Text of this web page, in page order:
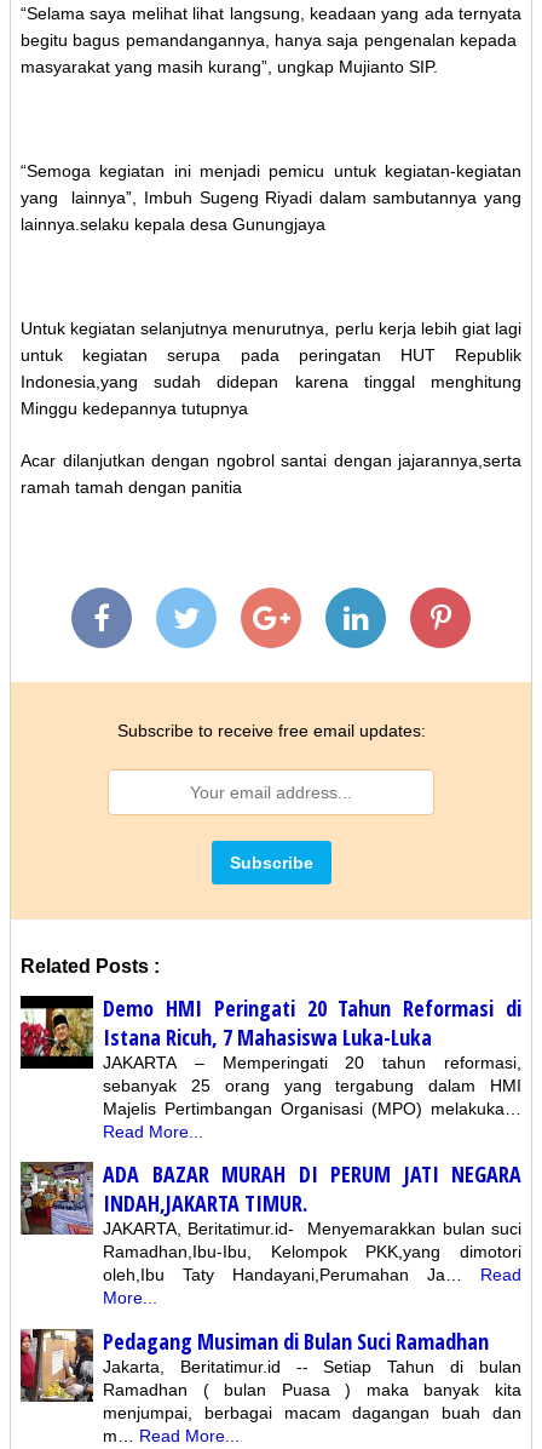
“Selama saya melihat lihat langsung, keadaan yang ada ternyata
begitu bagus pemandangannya, hanya saja pengenalan kepada
masyarakat yang masih kurang”, ungkap Mujianto SIP.
“Semoga kegiatan ini menjadi pemicu untuk kegiatan-kegiatan
yang lainnya”, Imbuh Sugeng Riyadi dalam sambutannya yang
lainnya.selaku kepala desa Gunungjaya
Untuk kegiatan selanjutnya menurutnya, perlu kerja lebih giat lagi
untuk kegiatan serupa pada peringatan HUT Republik
Indonesia,yang sudah didepan karena tinggal menghitung
Minggu kedepannya tutupnya
Acar dilanjutkan dengan ngobrol santai dengan jajarannya,serta
ramah tamah dengan panitia
Subscribe to receive free email updates:
Related Posts :
Demo HMI Peringati 20 Tahun Reformasi di
Istana Ricuh, 7 Mahasiswa Luka-Luka
JAKARTA – Memperingati 20 tahun reformasi,
sebanyak 25 orang yang tergabung dalam HMI
Majelis Pertimbangan Organisasi (MPO) melakuka…
Read More...
ADA BAZAR MURAH DI PERUM JATI NEGARA
INDAH,JAKARTA TIMUR.
JAKARTA, Beritatimur.id- Menyemarakkan bulan suci
Ramadhan,Ibu-Ibu, Kelompok PKK,yang dimotori
oleh,Ibu Taty Handayani,Perumahan Ja…
Read
More...
Pedagang Musiman di Bulan Suci Ramadhan
Jakarta, Beritatimur.id -- Setiap Tahun di bulan
Ramadhan ( bulan Puasa ) maka banyak kita
menjumpai, berbagai macam dagangan buah dan
m…
Read More...